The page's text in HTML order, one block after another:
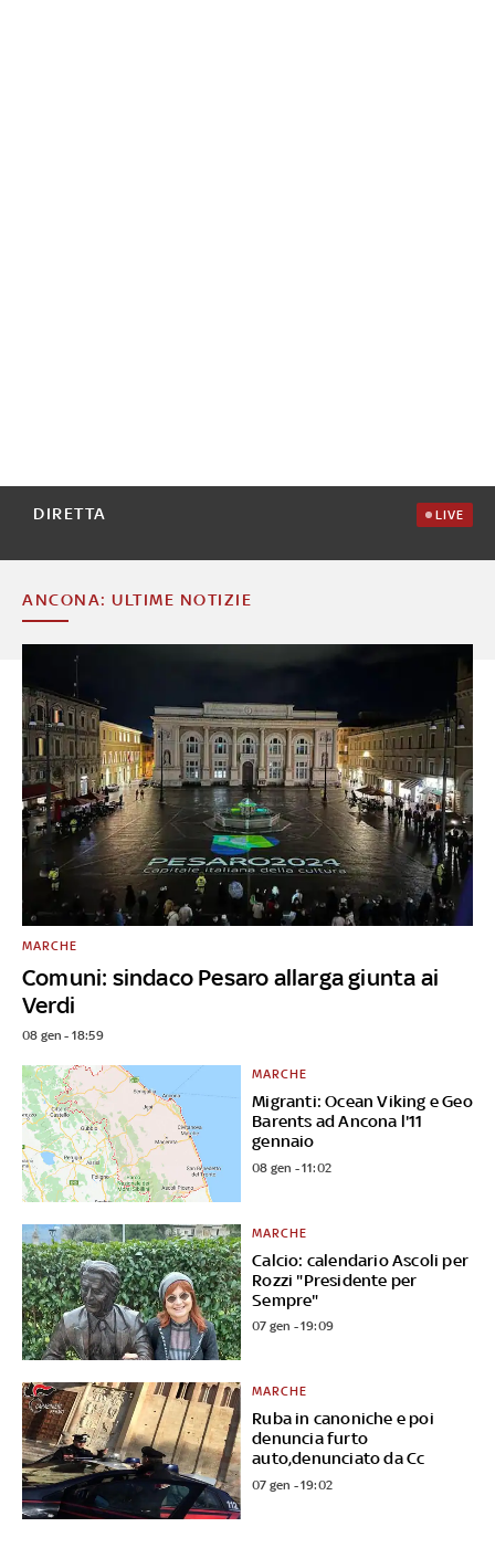
DIRETTA LIVE
ANCONA: ULTIME NOTIZIE
Comuni: sindaco Pesaro allarga giunta ai
Verdi
MARCHE
08 gen - 18:59
Migranti: Ocean Viking e Geo
Barents ad Ancona l'11
gennaio
MARCHE
08 gen - 11:02
Calcio: calendario Ascoli per
Rozzi "Presidente per
Sempre"
MARCHE
07 gen - 19:09
Ruba in canoniche e poi
denuncia furto
auto,denunciato da Cc
MARCHE
07 gen - 19:02